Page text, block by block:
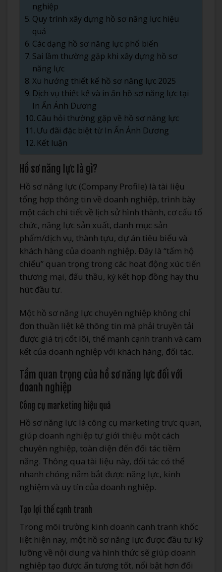
nghiệp
Quy trình xây dựng hồ sơ năng lực hiệu
quả
Các dạng hồ sơ năng lực phổ biến
Sai lầm thường gặp khi xây dựng hồ sơ
năng lực
Xu hướng thiết kế hồ sơ năng lực 2025
Dịch vụ thiết kế và in ấn hồ sơ năng lực tại
In Ấn Ánh Dương
Câu hỏi thường gặp về hồ sơ năng lực
Ưu đãi đặc biệt từ In Ấn Ánh Dương
Kết luận
Hồ sơ năng lực là gì?
Hồ sơ năng lực (Company Profile) là tài liệu
tổng hợp thông tin về doanh nghiệp, trình bày
một cách chi tiết về lịch sử hình thành, cơ cấu tổ
chức, năng lực sản xuất, danh mục sản
phẩm/dịch vụ, thành tựu, dự án tiêu biểu và
khách hàng của doanh nghiệp. Đây là “tấm hộ
chiếu” quan trọng trong các hoạt động xúc tiến
thương mại, đấu thầu, ký kết hợp đồng hay thu
hút đầu tư.
Một hồ sơ năng lực chuyên nghiệp không chỉ
đơn thuần liệt kê thông tin mà phải truyền tải
được giá trị cốt lõi, thế mạnh cạnh tranh và cam
kết của doanh nghiệp với khách hàng, đối tác.
Tầm quan trọng của hồ sơ năng lực đối với
doanh nghiệp
Công cụ marketing hiệu quả
Hồ sơ năng lực là công cụ marketing trực quan,
giúp doanh nghiệp tự giới thiệu một cách
chuyên nghiệp, toàn diện đến đối tác tiềm
năng. Thông qua tài liệu này, đối tác có thể
nhanh chóng nắm bắt được năng lực, kinh
nghiệm và uy tín của doanh nghiệp.
Tạo lợi thế cạnh tranh
Trong môi trường kinh doanh cạnh tranh khốc
liệt hiện nay, một hồ sơ năng lực được đầu tư kỹ
lưỡng về nội dung và hình thức sẽ giúp doanh
nghiệp tạo được ấn tượng tốt, nổi bật hơn đối